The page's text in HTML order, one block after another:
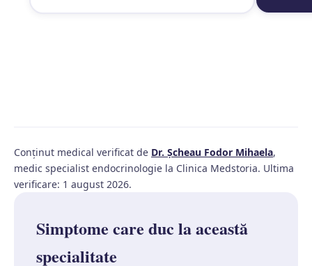
Conținut medical verificat de Dr. Șcheau Fodor Mihaela,
medic specialist endocrinologie la Clinica Medstoria. Ultima
verificare: 1 august 2026.
Simptome care duc la această
specialitate